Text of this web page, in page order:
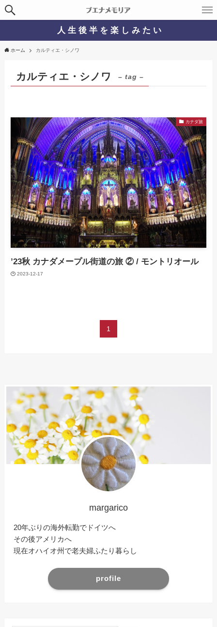
人 生 後 半 を 楽 し み た い
ホーム カルティエ・シノワ
カルティエ・シノワ – tag –
カナダ旅
’23秋 カナダメープル街道の旅 ② / モントリオール
2023-12-17
1
margarico
20年ぶりの海外転勤でドイツへ
その後アメリカへ
現在オハイオ州で老夫婦ふたり暮らし
profile